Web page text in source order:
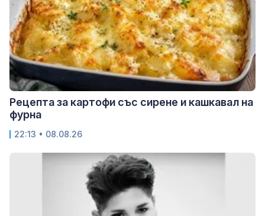
Рецепта за картофи със сирене и кашкавал на
фурна
22:13 • 08.08.26